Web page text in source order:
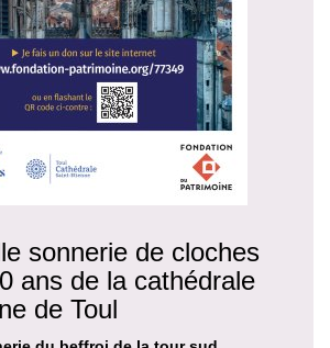
sonnerie de cloches
ans de la cathédrale
de Toul